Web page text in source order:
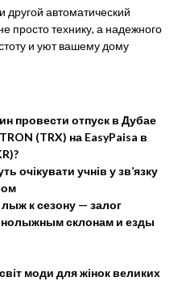
автоматический
просто технику, а надежного
и уют вашему дому
провести отпуск в Дубае
(TRX) на EasyPaisa в
очікувати учнів у зв’язку
к сезону — залог
склонам и езды
моди для жінок великих